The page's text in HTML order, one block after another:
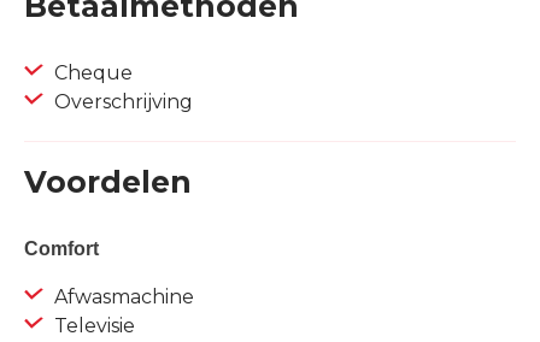
Cheque
Overschrijving
Voordelen
Comfort
Afwasmachine
Televisie